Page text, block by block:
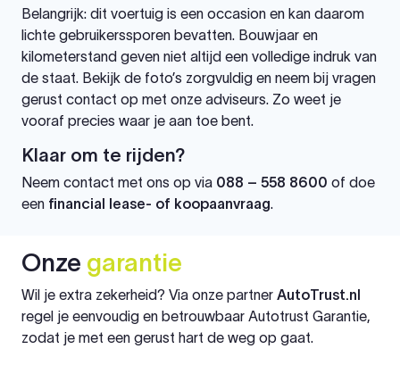
Belangrijk: dit voertuig is een occasion en kan daarom
lichte gebruikerssporen bevatten. Bouwjaar en
kilometerstand geven niet altijd een volledige indruk van
de staat. Bekijk de foto’s zorgvuldig en neem bij vragen
gerust contact op met onze adviseurs. Zo weet je
vooraf precies waar je aan toe bent.
Klaar om te rijden?
Neem contact met ons op via 088 – 558 8600 of doe
een financial lease- of koopaanvraag.
Onze garantie
Wil je extra zekerheid? Via onze partner AutoTrust.nl
regel je eenvoudig en betrouwbaar Autotrust Garantie,
zodat je met een gerust hart de weg op gaat.